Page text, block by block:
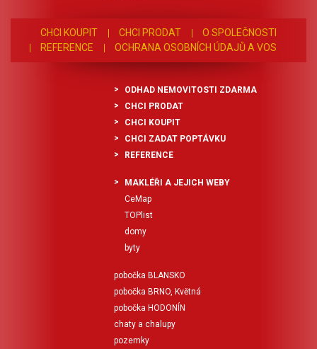
CHCI KOUPIT CHCI PRODAT
O SPOLEČNOSTI
REFERENCE
OCHRANA OSOBNÍCH ÚDAJŮ A VOS
ODHAD NEMOVITOSTI ZDARMA
CHCI PRODAT
CHCI KOUPIT
CHCI ZADAT POPTÁVKU
REFERENCE
MAKLÉŘI A JEJICH WEBY
CeMap
TOPlist
domy
byty
pobočka BLANSKO
pobočka BRNO, Květná
pobočka HODONÍN
chaty a chalupy
pozemky